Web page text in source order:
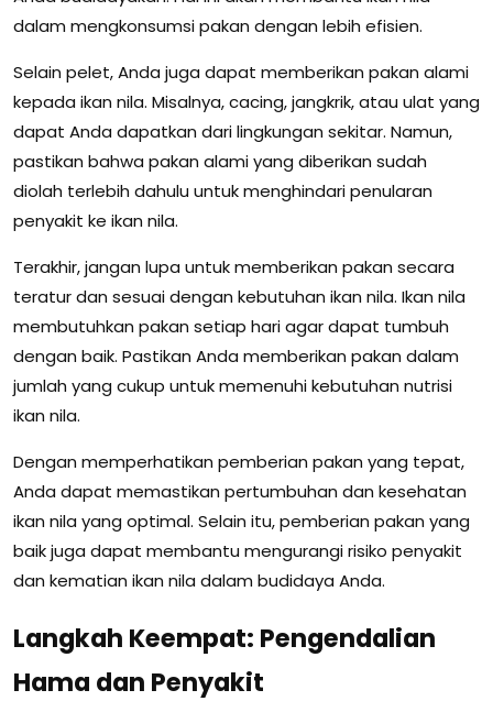
dalam mengkonsumsi pakan dengan lebih efisien.
Selain pelet, Anda juga dapat memberikan pakan alami
kepada ikan nila. Misalnya, cacing, jangkrik, atau ulat yang
dapat Anda dapatkan dari lingkungan sekitar. Namun,
pastikan bahwa pakan alami yang diberikan sudah
diolah terlebih dahulu untuk menghindari penularan
penyakit ke ikan nila.
Terakhir, jangan lupa untuk memberikan pakan secara
teratur dan sesuai dengan kebutuhan ikan nila. Ikan nila
membutuhkan pakan setiap hari agar dapat tumbuh
dengan baik. Pastikan Anda memberikan pakan dalam
jumlah yang cukup untuk memenuhi kebutuhan nutrisi
ikan nila.
Dengan memperhatikan pemberian pakan yang tepat,
Anda dapat memastikan pertumbuhan dan kesehatan
ikan nila yang optimal. Selain itu, pemberian pakan yang
baik juga dapat membantu mengurangi risiko penyakit
dan kematian ikan nila dalam budidaya Anda.
Langkah Keempat: Pengendalian
Hama dan Penyakit